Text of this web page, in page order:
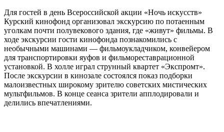
Для гостей в день Всероссийской акции «Ночь искусств»
Курский кинофонд организовал экскурсию по потаенным
уголкам почти полувекового здания, где «живут» фильмы. В
ходе экскурсии гости кинофонда познакомились с
необычными машинами — фильмоукладчиком, конвейером
для транспортировки яуфов и фильмореставрационной
установкой. В холле играл струнный квартет «Экспромт».
После экскурсии в кинозале состоялся показ подборки
малоизвестных широкому зрителю советских мистических
мультфильмов. В конце сеанса зрители апплодировали и
делились впечатлениями.